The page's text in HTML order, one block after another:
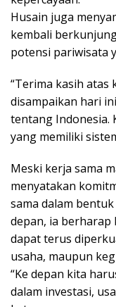
Husain juga
kembali
potensi pariwisata
“Terima kasih atas
disampaikan hari
tentang Indonesia.
yang memiliki
Meski kerja sama
menyatakan
sama dalam
depan, ia berharap
dapat terus
usaha, maupun
“Ke depan kita
dalam investasi,